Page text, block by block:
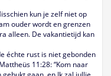
kun je zelf niet op
ouder wordt en grenzen
alleen. De vakantietijd kan
échte rust is niet gebonden
11:28: “Kom naar